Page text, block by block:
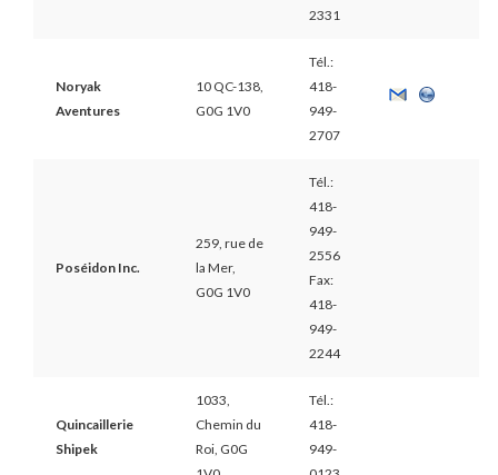
2331
Noryak
Aventures
10 QC-138,
G0G 1V0
Tél.:
418-
949-
2707
Poséidon Inc.
259, rue de
la Mer,
G0G 1V0
Tél.:
418-
949-
2556
Fax:
418-
949-
2244
Quincaillerie
Shipek
1033,
Chemin du
Roi, G0G
Tél.:
418-
949-